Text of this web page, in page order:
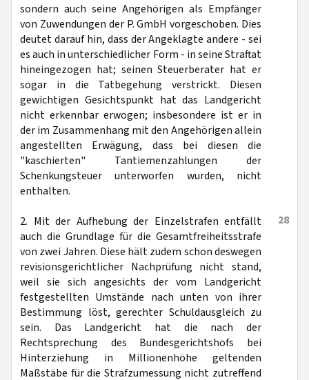
sondern auch seine Angehörigen als Empfänger
von Zuwendungen der P. GmbH vorgeschoben. Dies
deutet darauf hin, dass der Angeklagte andere - sei
es auch in unterschiedlicher Form - in seine Straftat
hineingezogen hat; seinen Steuerberater hat er
sogar in die Tatbegehung verstrickt. Diesen
gewichtigen Gesichtspunkt hat das Landgericht
nicht erkennbar erwogen; insbesondere ist er in
der im Zusammenhang mit den Angehörigen allein
angestellten Erwägung, dass bei diesen die
"kaschierten" Tantiemenzahlungen der
Schenkungsteuer unterworfen wurden, nicht
enthalten.
28
2. Mit der Aufhebung der Einzelstrafen entfällt
auch die Grundlage für die Gesamtfreiheitsstrafe
von zwei Jahren. Diese hält zudem schon deswegen
revisionsgerichtlicher Nachprüfung nicht stand,
weil sie sich angesichts der vom Landgericht
festgestellten Umstände nach unten von ihrer
Bestimmung löst, gerechter Schuldausgleich zu
sein. Das Landgericht hat die nach der
Rechtsprechung des Bundesgerichtshofs bei
Hinterziehung in Millionenhöhe geltenden
Maßstäbe für die Strafzumessung nicht zutreffend